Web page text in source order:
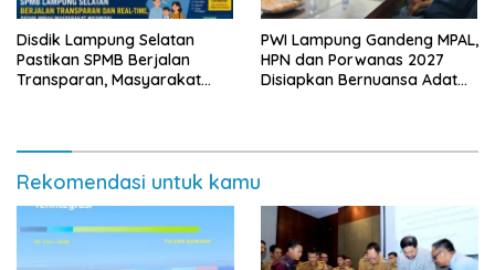
Disdik Lampung Selatan
Pastikan SPMB Berjalan
Transparan, Masyarakat
PWI Lampung Gandeng MPAL,
HPN dan Porwanas 2027
Disiapkan Bernuansa Adat
Rekomendasi untuk kamu